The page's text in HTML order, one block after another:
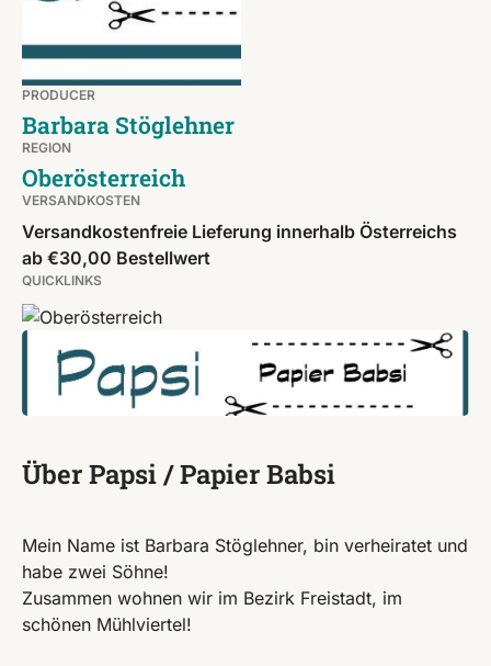
PRODUCER
Barbara Stöglehner
REGION
Oberösterreich
VERSANDKOSTEN
Versandkostenfreie Lieferung innerhalb Österreichs
ab €30,00 Bestellwert
QUICKLINKS
Über Papsi / Papier Babsi
Mein Name ist Barbara Stöglehner, bin verheiratet und
habe zwei Söhne!
Zusammen wohnen wir im Bezirk Freistadt, im
schönen Mühlviertel!